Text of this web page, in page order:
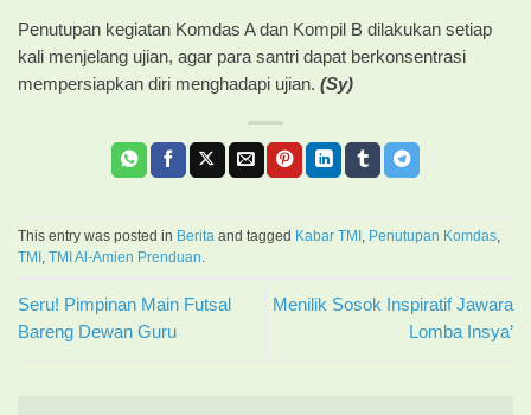
Penutupan kegiatan Komdas A dan Kompil B dilakukan setiap
kali menjelang ujian, agar para santri dapat berkonsentrasi
mempersiapkan diri menghadapi ujian. (Sy)
This entry was posted in Berita and tagged Kabar TMI Penutupan Komdas
TMI
TMI Al-Amien Prenduan
Seru! Pimpinan Main Futsal
Bareng Dewan Guru
Menilik Sosok Inspiratif Jawara
Lomba Insya’